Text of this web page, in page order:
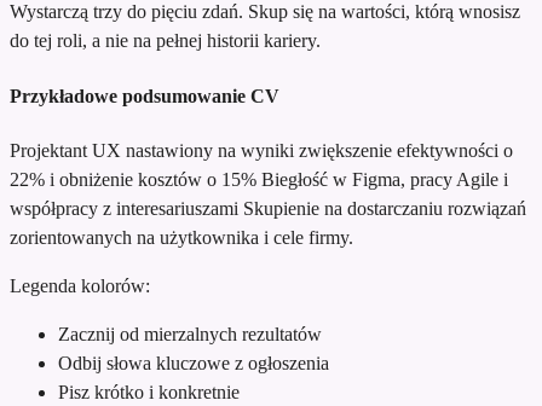
Wystarczą trzy do pięciu zdań. Skup się na wartości, którą wnosisz
do tej roli, a nie na pełnej historii kariery.
Przykładowe podsumowanie CV
Projektant UX nastawiony na wyniki zwiększenie efektywności o
22% i obniżenie kosztów o 15% Biegłość w Figma, pracy Agile i
współpracy z interesariuszami Skupienie na dostarczaniu rozwiązań
zorientowanych na użytkownika i cele firmy.
Legenda kolorów:
Zacznij od mierzalnych rezultatów
Odbij słowa kluczowe z ogłoszenia
Pisz krótko i konkretnie